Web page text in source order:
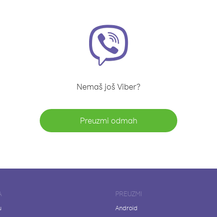
Nemaš još Viber?
Preuzmi odmah
PREUZMI
Android